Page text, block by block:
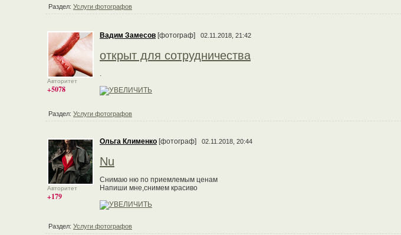
Раздел: Услуги фотографов
Авторитет
+5078
Вадим Замесов [фотограф] 02.11.2018, 21:42
открыт для сотрудничества
.
Раздел: Услуги фотографов
Авторитет
+179
Ольга Клименко [фотограф] 02.11.2018, 20:44
Nu
Снимаю ню по приемлемым ценам
Напиши мне,снимем красиво
Раздел: Услуги фотографов